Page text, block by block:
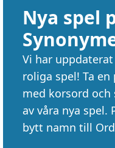
Nya spel
Vi har
roliga spel! Ta
med korsord
av våra nya spel.
bytt namn till